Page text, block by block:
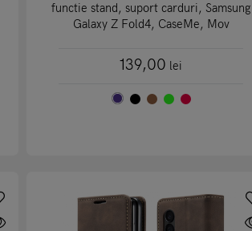
functie stand, suport carduri, Samsung
Galaxy Z Fold4, CaseMe, Mov
139,00 lei